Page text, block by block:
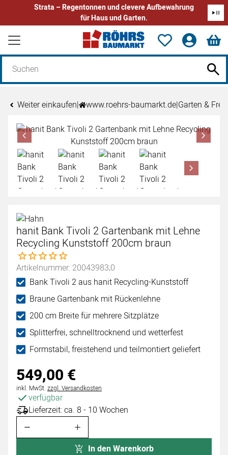
Strata – Regentonnen und clevere Aufbewahrung
für Haus und Garten.
Zum Hauptinhalt springen
Weiter einkaufen| www.roehrs-baumarkt.de|Garten &
Produktgalerie
Zur Kaufbox springen
hanit Bank Tivoli 2 Gartenbank mit Lehne
Recycling Kunststoff 200cm braun
Noch keine Bewertungen abgegeben
Artikelnummer: 20043983;0
Bank Tivoli 2 aus hanit Recycling-Kunststoff
Braune Gartenbank mit Rückenlehne
200 cm Breite für mehrere Sitzplätze
Splitterfrei, schnelltrocknend und wetterfest
Formstabil, freistehend und teilmontiert geliefert
549,00 €
Steuerhinweis:
inkl. MwSt. zzgl. Versandkosten
verfügbar
Lieferzeit: ca. 8 - 10 Wochen
In den Warenkorb